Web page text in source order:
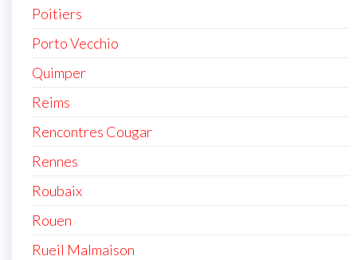
Poitiers
Porto Vecchio
Quimper
Reims
Rencontres Cougar
Rennes
Roubaix
Rouen
Rueil Malmaison